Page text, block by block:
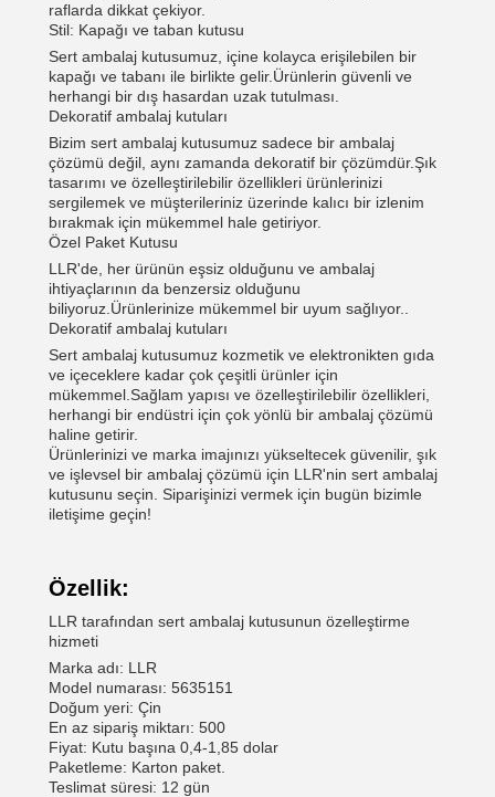
raflarda dikkat çekiyor.
Stil: Kapağı ve taban kutusu
Sert ambalaj kutusumuz, içine kolayca erişilebilen bir
kapağı ve tabanı ile birlikte gelir.Ürünlerin güvenli ve
herhangi bir dış hasardan uzak tutulması.
Dekoratif ambalaj kutuları
Bizim sert ambalaj kutusumuz sadece bir ambalaj
çözümü değil, aynı zamanda dekoratif bir çözümdür.Şık
tasarımı ve özelleştirilebilir özellikleri ürünlerinizi
sergilemek ve müşterileriniz üzerinde kalıcı bir izlenim
bırakmak için mükemmel hale getiriyor.
Özel Paket Kutusu
LLR'de, her ürünün eşsiz olduğunu ve ambalaj
ihtiyaçlarının da benzersiz olduğunu
biliyoruz.Ürünlerinize mükemmel bir uyum sağlıyor..
Dekoratif ambalaj kutuları
Sert ambalaj kutusumuz kozmetik ve elektronikten gıda
ve içeceklere kadar çok çeşitli ürünler için
mükemmel.Sağlam yapısı ve özelleştirilebilir özellikleri,
herhangi bir endüstri için çok yönlü bir ambalaj çözümü
haline getirir.
Ürünlerinizi ve marka imajınızı yükseltecek güvenilir, şık
ve işlevsel bir ambalaj çözümü için LLR'nin sert ambalaj
kutusunu seçin. Siparişinizi vermek için bugün bizimle
iletişime geçin!
Özellik:
LLR tarafından sert ambalaj kutusunun özelleştirme
hizmeti
Marka adı: LLR
Model numarası: 5635151
Doğum yeri: Çin
En az sipariş miktarı: 500
Fiyat: Kutu başına 0,4-1,85 dolar
Paketleme: Karton paket.
Teslimat süresi: 12 gün